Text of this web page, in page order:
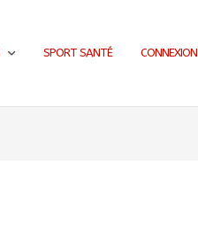
SPORT SANTÉ CONNEXION